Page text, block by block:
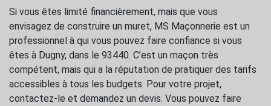
Si vous êtes limité financièrement, mais que vous
envisagez de construire un muret, MS Maçonnerie est un
professionnel à qui vous pouvez faire confiance si vous
êtes à Dugny, dans le 93440. C’est un maçon très
compétent, mais qui a la réputation de pratiquer des tarifs
accessibles à tous les budgets. Pour votre projet,
contactez-le et demandez un devis. Vous pouvez faire